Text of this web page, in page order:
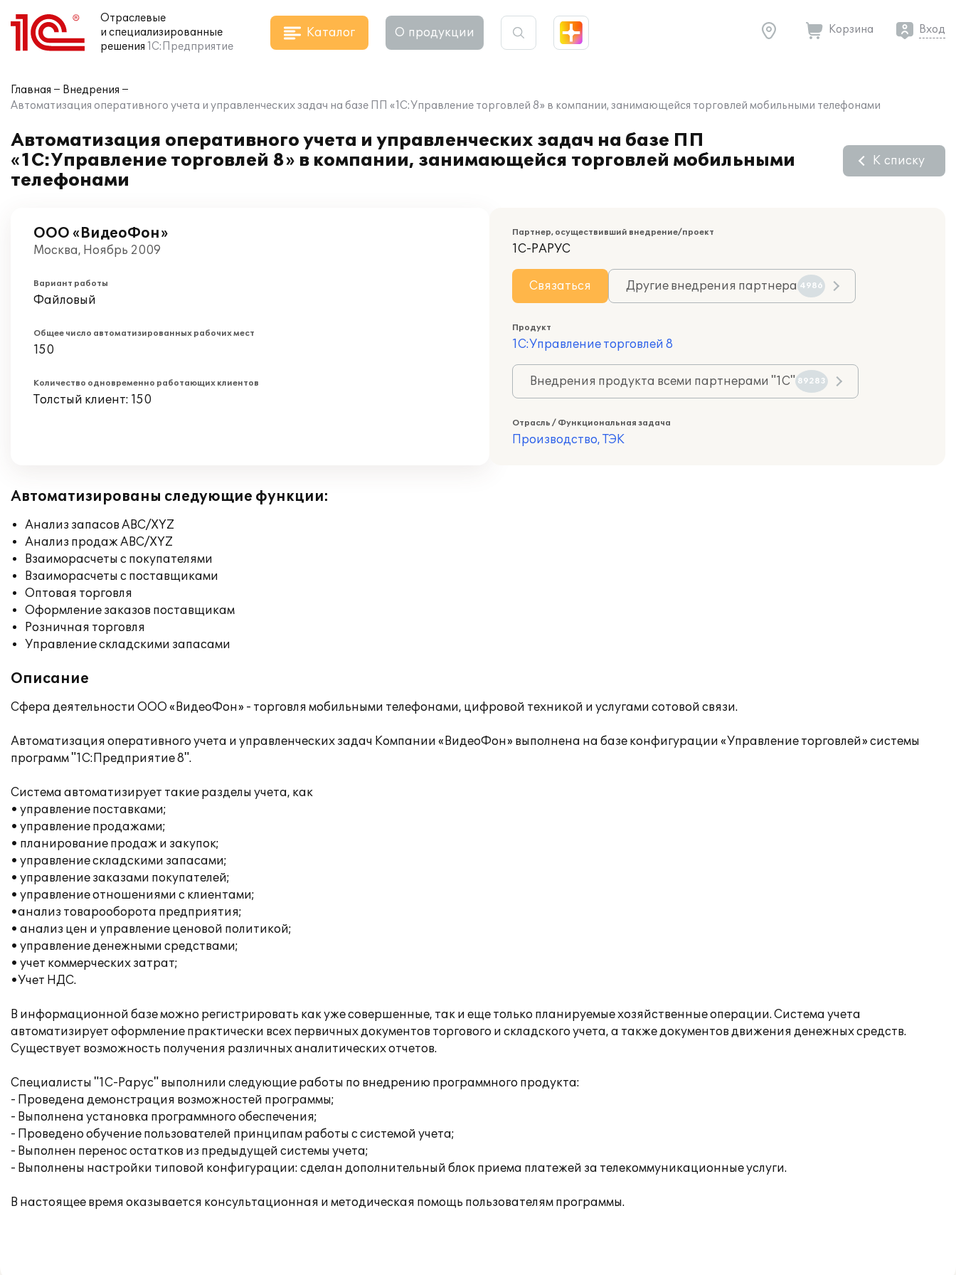
Отраслевые
и специализированные
решения 1С:Предприятие
Каталог О продукции Корзина Вход
Главная
Внедрения
Автоматизация оперативного учета и управленческих задач на базе ПП «1С:Управление торговлей 8» в компании, занимающейся торговлей мобильными телефонами
Автоматизация оперативного учета и управленческих задач на базе ПП
«1С:Управление торговлей 8» в компании, занимающейся торговлей мобильными
телефонами
К списку
ООО «ВидеоФон»
Москва, Ноябрь 2009
Вариант работы
Файловый
Общее число автоматизированных рабочих мест
150
Количество одновременно работающих клиентов
Толстый клиент: 150
Партнер, осуществивший внедрение/проект
1С-РАРУС
Связаться Другие внедрения партнера 4986
Продукт
1С:Управление торговлей 8
Внедрения продукта всеми партнерами "1С" 89283
Отрасль / Функциональная задача
Производство, ТЭК
Автоматизированы следующие функции:
Анализ запасов ABC/XYZ
Анализ продаж ABC/XYZ
Взаиморасчеты с покупателями
Взаиморасчеты с поставщиками
Оптовая торговля
Оформление заказов поставщикам
Розничная торговля
Управление складскими запасами
Описание
Сфера деятельности ООО «ВидеоФон» - торговля мобильными телефонами, цифровой техникой и услугами сотовой связи.
Автоматизация оперативного учета и управленческих задач Компании «ВидеоФон» выполнена на базе конфигурации «Управление торговлей» системы
программ "1С:Предприятие 8".
Система автоматизирует такие разделы учета, как
• управление поставками;
• управление продажами;
• планирование продаж и закупок;
• управление складскими запасами;
• управление заказами покупателей;
• управление отношениями с клиентами;
•анализ товарооборота предприятия;
• анализ цен и управление ценовой политикой;
• управление денежными средствами;
• учет коммерческих затрат;
•Учет НДС.
В информационной базе можно регистрировать как уже совершенные, так и еще только планируемые хозяйственные операции. Система учета
автоматизирует оформление практически всех первичных документов торгового и складского учета, а также документов движения денежных средств.
Существует возможность получения различных аналитических отчетов.
Специалисты "1С-Рарус" выполнили следующие работы по внедрению программного продукта:
- Проведена демонстрация возможностей программы;
- Выполнена установка программного обеспечения;
- Проведено обучение пользователей принципам работы с системой учета;
- Выполнен перенос остатков из предыдущей системы учета;
- Выполнены настройки типовой конфигурации: сделан дополнительный блок приема платежей за телекоммуникационные услуги.
В настоящее время оказывается консультационная и методическая помощь пользователям программы.